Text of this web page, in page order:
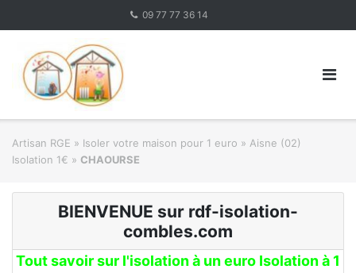
09 77 77 36 14
Artisan RGE » Isoler votre maison pour 1 euro » Aisne (02)
Isolation 1€ » CHAOURSE
BIENVENUE sur rdf-isolation-
combles.com
Tout savoir sur l'isolation à un euro Isolation à 1